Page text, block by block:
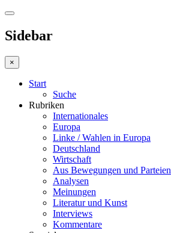
Sidebar
×
Start
Suche
Rubriken
Internationales
Europa
Linke / Wahlen in Europa
Deutschland
Wirtschaft
Aus Bewegungen und Parteien
Analysen
Meinungen
Literatur und Kunst
Interviews
Kommentare